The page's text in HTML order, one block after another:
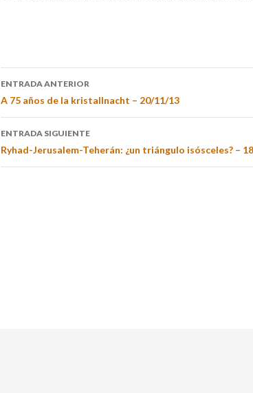
ENTRADA ANTERIOR
A 75 años de la kristallnacht – 20/11/13
ENTRADA SIGUIENTE
Ryhad-Jerusalem-Teherán: ¿un triángulo isósceles? –